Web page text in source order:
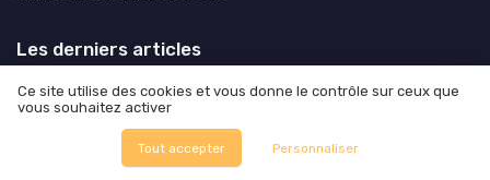
Les derniers articles
Protéines fermentées, mycélium, algues : les ingrédients que les chefs
testent et que les industriels commencent à scaler
Quand Barnabé aime le café : lifestyle, food et art de vivre responsable
Tarifs douaniers américains : les exportateurs food français ont un plan
Ce site utilise des cookies et vous donne le contrôle sur ceux que
vous souhaitez activer
Tout accepter Personnaliser